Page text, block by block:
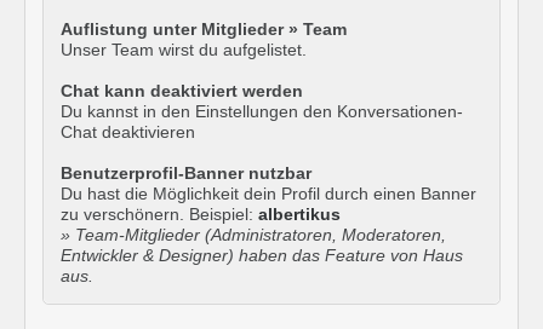
Auflistung unter Mitglieder » Team
Unser Team wirst du aufgelistet.
Chat kann deaktiviert werden
Du kannst in den Einstellungen den Konversationen-
Chat deaktivieren
Benutzerprofil-Banner nutzbar
Du hast die Möglichkeit dein Profil durch einen Banner
zu verschönern. Beispiel: albertikus
» Team-Mitglieder (Administratoren, Moderatoren,
Entwickler & Designer) haben das Feature von Haus
aus.